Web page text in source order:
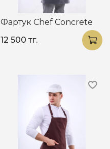
Фартук Chef Concrete
12 500 тг.